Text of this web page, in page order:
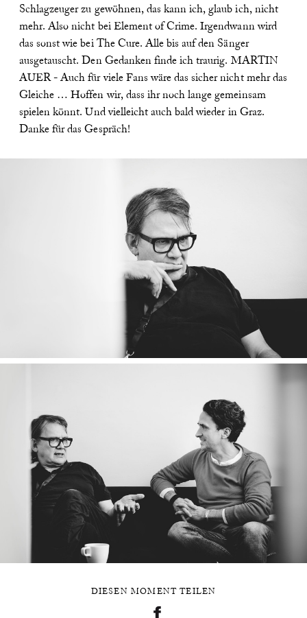
Schlagzeuger zu gewöhnen, das kann ich, glaub ich, nicht
mehr. Also nicht bei Element of Crime. Irgendwann wird
das sonst wie bei The Cure. Alle bis auf den Sänger
ausgetauscht. Den Gedanken finde ich traurig. MARTIN
AUER - Auch für viele Fans wäre das sicher nicht mehr das
Gleiche … Hoffen wir, dass ihr noch lange gemeinsam
spielen könnt. Und vielleicht auch bald wieder in Graz.
Danke für das Gespräch!
DIESEN MOMENT TEILEN